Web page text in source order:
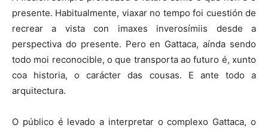
presente. Habitualmente, viaxar no tempo foi cuestión de
recrear a vista con imaxes inverosímiis desde a
perspectiva do presente. Pero en Gattaca, aínda sendo
todo moi reconocible, o que transporta ao futuro é, xunto
coa historia, o carácter das cousas. E ante todo a
arquitectura.
O público é levado a interpretar o complexo Gattaca, o